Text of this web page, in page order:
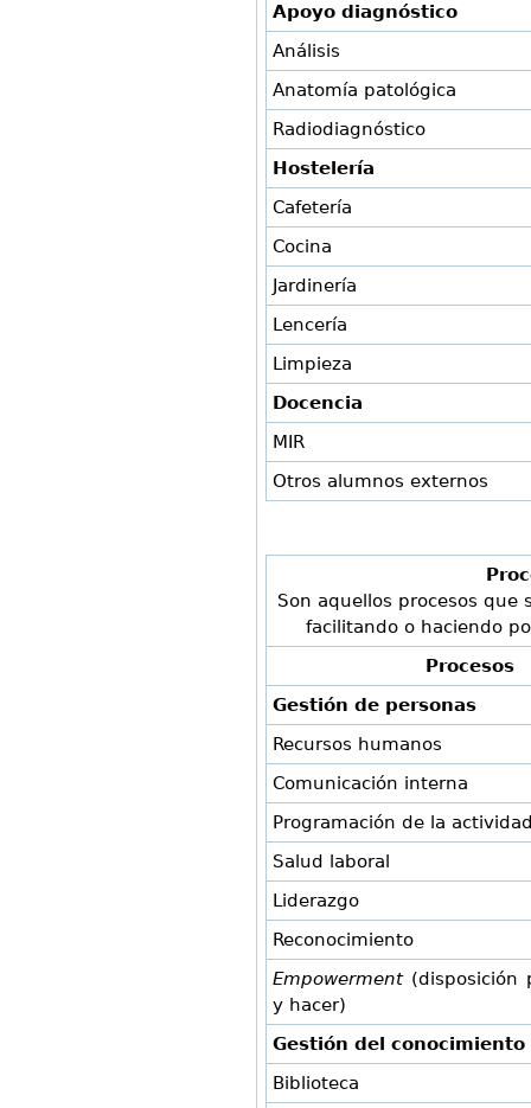
Apoyo diagnóstico
Análisis
Anatomía patológica
Radiodiagnóstico
Hostelería
Cafetería
Cocina
Jardinería
Lencería
Limpieza
Docencia
MIR
Otros alumnos externos
Son aquellos procesos que
facilitando o haciendo
Procesos
Gestión de personas
Recursos humanos
Comunicación interna
Programación de la
Salud laboral
Liderazgo
Reconocimiento
Empowerment (disposición
y hacer)
Gestión del conocimiento
Biblioteca